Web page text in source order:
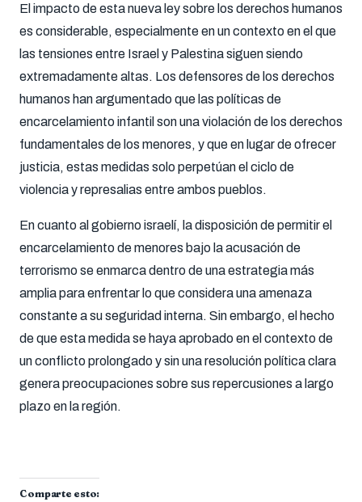
El impacto de esta nueva ley sobre los derechos humanos
es considerable, especialmente en un contexto en el que
las tensiones entre Israel y Palestina siguen siendo
extremadamente altas. Los defensores de los derechos
humanos han argumentado que las políticas de
encarcelamiento infantil son una violación de los derechos
fundamentales de los menores, y que en lugar de ofrecer
justicia, estas medidas solo perpetúan el ciclo de
violencia y represalias entre ambos pueblos.
En cuanto al gobierno israelí, la disposición de permitir el
encarcelamiento de menores bajo la acusación de
terrorismo se enmarca dentro de una estrategia más
amplia para enfrentar lo que considera una amenaza
constante a su seguridad interna. Sin embargo, el hecho
de que esta medida se haya aprobado en el contexto de
un conflicto prolongado y sin una resolución política clara
genera preocupaciones sobre sus repercusiones a largo
plazo en la región.
Comparte esto: